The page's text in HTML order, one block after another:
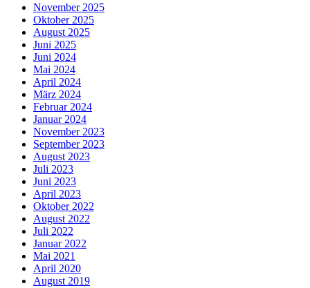
November 2025
Oktober 2025
August 2025
Juni 2025
Juni 2024
Mai 2024
April 2024
März 2024
Februar 2024
Januar 2024
November 2023
September 2023
August 2023
Juli 2023
Juni 2023
April 2023
Oktober 2022
August 2022
Juli 2022
Januar 2022
Mai 2021
April 2020
August 2019